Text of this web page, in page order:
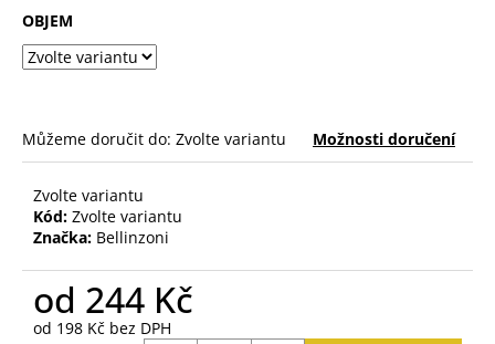
hvězdiček.
OBJEM
Můžeme doručit do: Zvolte variantu Možnosti doručení
Zvolte variantu
Kód: Zvolte variantu
Značka: Bellinzoni
od 244 Kč
od 198 Kč bez DPH
D
o
p
u
č
u
e
m